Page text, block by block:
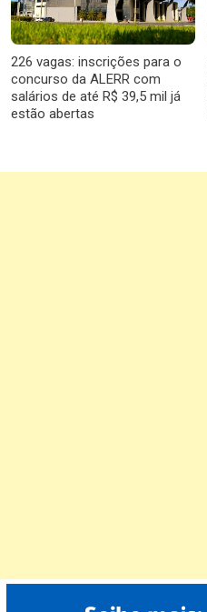
226 vagas: inscrições para o
concurso da ALERR com
salários de até R$ 39,5 mil já
estão abertas